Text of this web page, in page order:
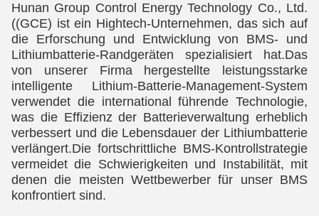
Hunan Group Control Energy Technology Co., Ltd.
((GCE) ist ein Hightech-Unternehmen, das sich auf
die Erforschung und Entwicklung von BMS- und
Lithiumbatterie-Randgeräten spezialisiert hat.Das
von unserer Firma hergestellte leistungsstarke
intelligente Lithium-Batterie-Management-System
verwendet die international führende Technologie,
was die Effizienz der Batterieverwaltung erheblich
verbessert und die Lebensdauer der Lithiumbatterie
verlängert.Die fortschrittliche BMS-Kontrollstrategie
vermeidet die Schwierigkeiten und Instabilität, mit
denen die meisten Wettbewerber für unser BMS
konfrontiert sind.